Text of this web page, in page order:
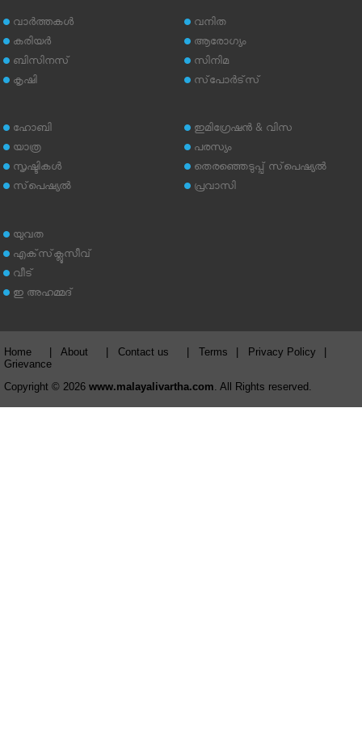
വാര്‍ത്തകള്‍
കരിയര്‍
ബിസിനസ്
കൃഷി
വനിത
ആരോഗ്യം
സിനിമ
സ്‌പോര്‍ട്‌സ്
ഹോബി
യാത്ര
സൃഷ്ടികള്‍
സ്‌പെഷ്യല്‍
ഇമിഗ്രേഷന്‍ & വിസ
പരസ്യം
തെരഞ്ഞെടുപ്പ് സ്‌പെഷ്യല്‍
പ്രവാസി
യുവത
എക്‌സ്‌ക്ലൂസീവ്
വീട്
ഇ അഹമ്മദ്‌
Home About Contact us Terms Privacy Policy
Grievance
Copyright © 2026 www.malayalivartha.com . All Rights reserved.